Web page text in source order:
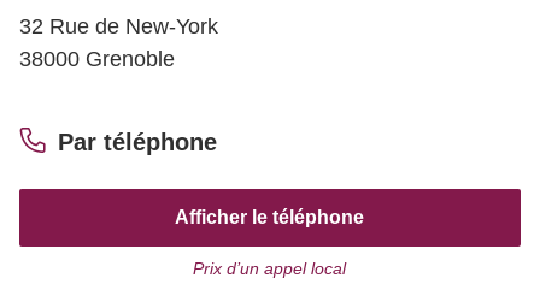
32 Rue de New-York
38000 Grenoble
Par téléphone
Afficher le téléphone
Prix d’un appel local